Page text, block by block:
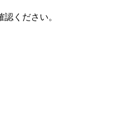
ください。